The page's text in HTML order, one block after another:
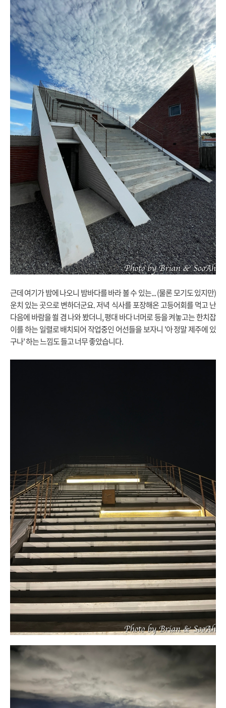
근데 여기가 밤에 나오니 밤바다를 바라 볼 수 있는... (물론 모기도 있지만)
운치 있는 곳으로 변하더군요. 저녁 식사를 포장해온 고등어회를 먹고 난
다음에 바람을 쐴 겸 나와 봤더니, 평대 바다 너머로 등을 켜놓고는 한치잡
이를 하는 일렬로 배치되어 작업중인 어선들을 보자니 '아 정말 제주에 있
구나' 하는 느낌도 들고 너무 좋았습니다.